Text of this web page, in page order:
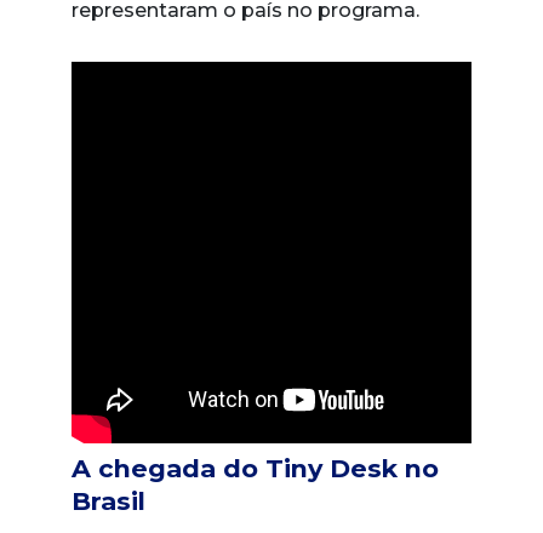
representaram o país no programa.
A chegada do Tiny Desk no
Brasil